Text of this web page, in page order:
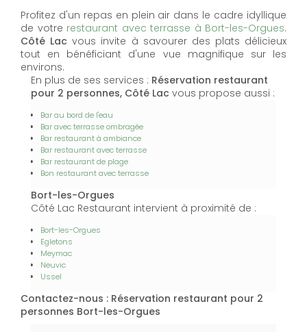
Profitez d'un repas en plein air dans le cadre idyllique
de votre restaurant avec terrasse à Bort-les-Orgues.
Côté Lac vous invite à savourer des plats délicieux
tout en bénéficiant d'une vue magnifique sur les
environs.
En plus de ses services : Réservation restaurant
pour 2 personnes, Côté Lac vous propose aussi :
Bar au bord de l'eau
Bar avec terrasse ombragée
Bar restaurant à ambiance
Bar restaurant avec terrasse
Bar restaurant de plage
Bon restaurant avec terrasse
Bort-les-Orgues
Côté Lac Restaurant intervient à proximité de :
Bort-les-Orgues
Egletons
Meymac
Neuvic
Ussel
Contactez-nous : Réservation restaurant pour 2
personnes Bort-les-Orgues